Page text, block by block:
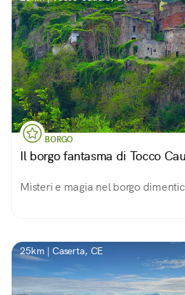
BORGO
Il borgo fantasma di Tocco
Misteri e magia nel borgo
25km | Caserta, CE